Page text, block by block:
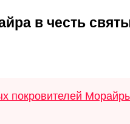
в честь
покровителей